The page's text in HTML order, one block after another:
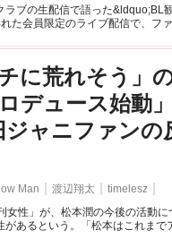
ラブの生配信で語った&ldquo;BL
た会員限定のライブ配信で、フ
チに荒れそう」
デュース始動
ジャニファンの
Man 渡辺翔太
timelesz
女性」が、松本潤の今後の活動
があるという。「松本はこれまで